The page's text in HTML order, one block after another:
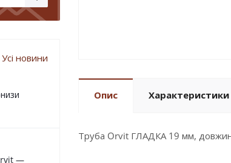
Опис Характеристики
Труба Orvit ГЛАДКА 19 мм,
Усі новини
—